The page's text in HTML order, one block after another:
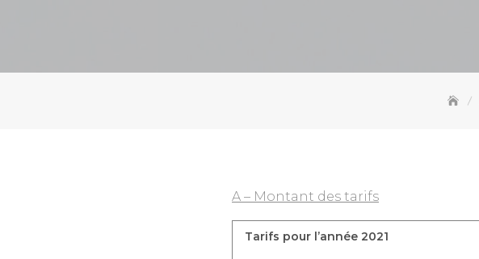
A – Montant des tarifs
Tarifs pour l’année 2021